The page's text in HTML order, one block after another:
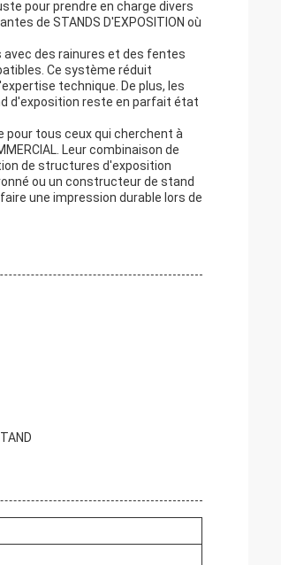
pour prendre en charge divers
de STANDS D'EXPOSITION où
des rainures et des fentes
Ce système réduit
technique. De plus, les
d'exposition reste en parfait état
pour tous ceux qui cherchent à
Leur combinaison de
de structures d'exposition
ou un constructeur de stand
une impression durable lors de